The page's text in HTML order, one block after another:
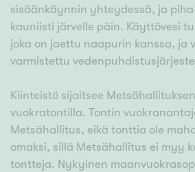
sisäänkäynnin yhteydessä, ja
kauniisti järvelle päin. Käyttövesi
joka on jaettu naapurin kanssa, ja
varmistettu
Kiinteistö sijaitsee
vuokratontilla. Tontin
Metsähallitus, eikä tonttia ole
omaksi, sillä Metsähallitus ei myy
tontteja. Nykyinen